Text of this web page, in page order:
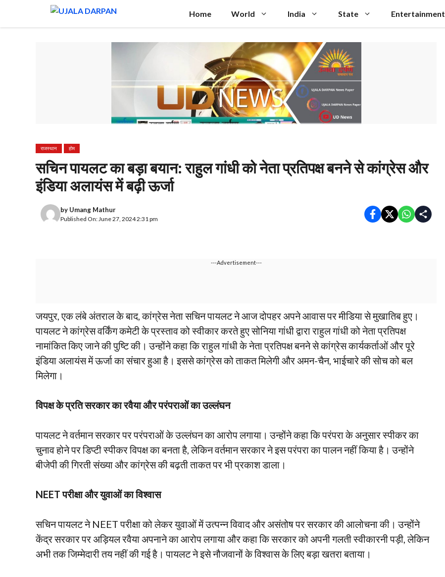
Home World India State Entertainment
राजस्थान होम
सचिन पायलट का बड़ा बयान: राहुल गांधी को नेता प्रतिपक्ष बनने से कांग्रेस और
इंडिया अलायंस में बढ़ी ऊर्जा
by Umang Mathur
Published On: June 27, 2024 2:31 pm
---Advertisement---
जयपुर, एक लंबे अंतराल के बाद, कांग्रेस नेता सचिन पायलट ने आज दोपहर अपने आवास पर मीडिया से मुखातिब हुए।
पायलट ने कांग्रेस वर्किंग कमेटी के प्रस्ताव को स्वीकार करते हुए सोनिया गांधी द्वारा राहुल गांधी को नेता प्रतिपक्ष
नामांकित किए जाने की पुष्टि की। उन्होंने कहा कि राहुल गांधी के नेता प्रतिपक्ष बनने से कांग्रेस कार्यकर्ताओं और पूरे
इंडिया अलायंस में ऊर्जा का संचार हुआ है। इससे कांग्रेस को ताकत मिलेगी और अमन-चैन, भाईचारे की सोच को बल
मिलेगा।
विपक्ष के प्रति सरकार का रवैया और परंपराओं का उल्लंघन
पायलट ने वर्तमान सरकार पर परंपराओं के उल्लंघन का आरोप लगाया। उन्होंने कहा कि परंपरा के अनुसार स्पीकर का
चुनाव होने पर डिप्टी स्पीकर विपक्ष का बनता है, लेकिन वर्तमान सरकार ने इस परंपरा का पालन नहीं किया है। उन्होंने
बीजेपी की गिरती संख्या और कांग्रेस की बढ़ती ताकत पर भी प्रकाश डाला।
NEET परीक्षा और युवाओं का विश्वास
सचिन पायलट ने NEET परीक्षा को लेकर युवाओं में उत्पन्न विवाद और असंतोष पर सरकार की आलोचना की। उन्होंने
केंद्र सरकार पर अड़ियल रवैया अपनाने का आरोप लगाया और कहा कि सरकार को अपनी गलती स्वीकारनी पड़ी, लेकिन
अभी तक जिम्मेदारी तय नहीं की गई है। पायलट ने इसे नौजवानों के विश्वास के लिए बड़ा खतरा बताया।